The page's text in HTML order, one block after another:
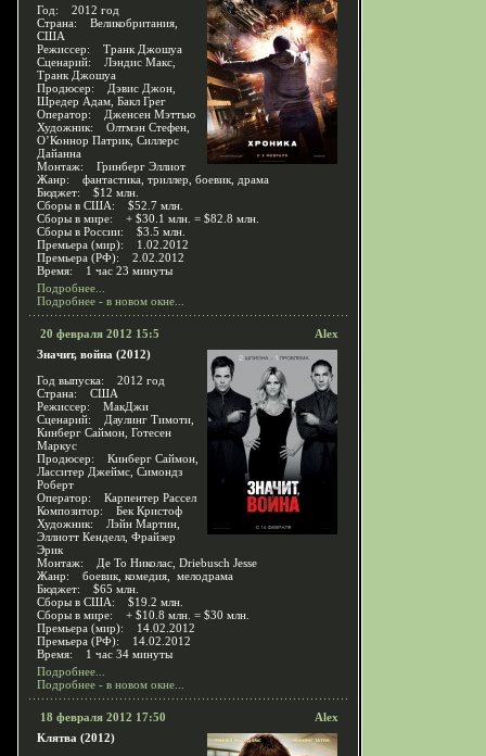
Год: 2012 год
Страна: Великобритания,
США
Режиссер: Транк Джошуа
Сценарий: Лэндис Макс,
Транк Джошуа
Продюсер: Дэвис Джон,
Шредер Адам, Бакл Грег
Оператор: Дженсен Мэттью
Художник: Олтмэн Стефен,
О’Коннор Патрик, Силлерс
Дайанна
Монтаж: Гринберг Эллиот
Жанр: фантастика, триллер, боевик, драма
Бюджет: $12 млн.
Сборы в США: $52.7 млн.
Сборы в мире: + $30.1 млн. = $82.8 млн.
Сборы в России: $3.5 млн.
Премьера (мир): 1.02.2012
Премьера (РФ): 2.02.2012
Время: 1 час 23 минуты
Подробнее...
Подробнее - в новом окне...
20 февраля 2012 15:5
Alex
Значит, война (2012)
Год выпуска: 2012 год
Страна: США
Режиссер: МакДжи
Сценарий: Даулинг Тимоти,
Кинберг Саймон, Готесен
Маркус
Продюсер: Кинберг Саймон,
Ласситер Джеймс, Симондз
Роберт
Оператор: Карпентер Рассел
Композитор: Бек Кристоф
Художник: Лэйн Мартин,
Эллиотт Кенделл, Фрайзер
Эрик
Монтаж: Де То Николас, Driebusch Jesse
Жанр: боевик, комедия, мелодрама
Бюджет: $65 млн.
Сборы в США: $19.2 млн.
Сборы в мире: + $10.8 млн. = $30 млн.
Премьера (мир): 14.02.2012
Премьера (РФ): 14.02.2012
Время: 1 час 34 минуты
Подробнее...
Подробнее - в новом окне...
18 февраля 2012 17:50
Alex
Клятва (2012)